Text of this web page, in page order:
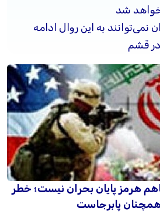
شد
نمی‌توانند به این روال ادامه
قشم
هرمز پایان بحران نیست؛ خطر
پابرجاست